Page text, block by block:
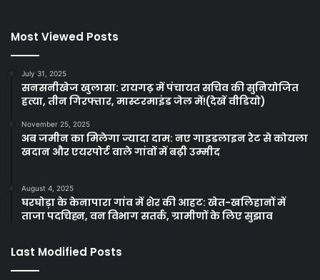
Most Viewed Posts
July 31, 2025
सनसनीखेज खुलासा: रायगढ़ में पंचायत सचिव की सुनियोजित
हत्या, तीन गिरफ्तार, मास्टरमाइंड जेल में!(देखें वीडियो)
November 25, 2025
अब जमीन का मिलेगा ज्यादा दाम: नए गाइडलाइन रेट से कोयला
खदान और एयरपोर्ट वाले गांवों में बढ़ी उम्मीद
August 4, 2025
घरघोड़ा के केनापारा गांव में शेर की आहट: खेत-खलिहानों में
ताजा पदचिह्न, वन विभाग सतर्क, ग्रामीणों के लिए सुझाव
Last Modified Posts